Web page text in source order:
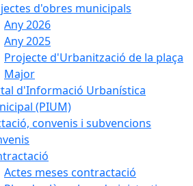
d'obres municipals
Any 2026
Any 2025
Projecte d'Urbanització de la plaça
Major
d'Informació Urbanística
(PIUM)
convenis i subvencions
Actes meses contractació